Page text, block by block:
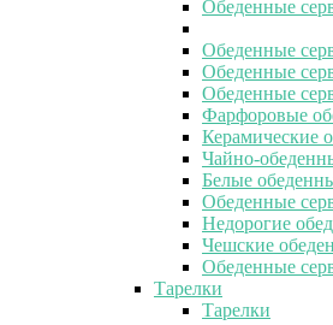
Обеденные
Обеденные
Обеденные
Обеденные
Фарфоровые
Керамические
Чайно-
Белые
Обеденные
Недорогие
Чешские
Обеденные
Тарелки
Тарелки